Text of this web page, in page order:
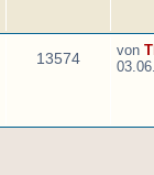
13574 von